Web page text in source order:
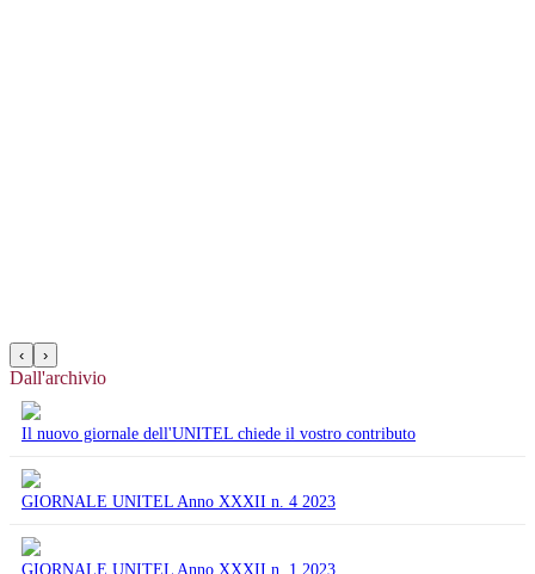
‹ ›
Dall'archivio
Il nuovo giornale dell'UNITEL chiede il vostro contributo
GIORNALE UNITEL Anno XXXII n. 4 2023
GIORNALE UNITEL Anno XXXII n. 1 2023